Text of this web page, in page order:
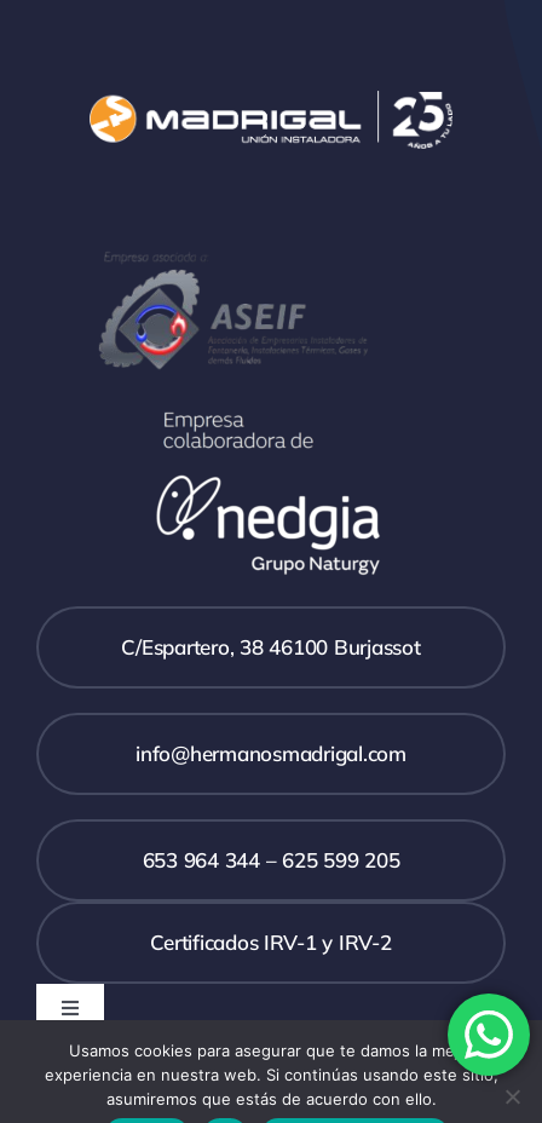
C/Espartero, 38 46100 Burjassot
info@hermanosmadrigal.com
653 964 344 – 625 599 205
Certificados IRV-1 y IRV-2
Toggle
Navigation
Política de privacidad
Usamos cookies para asegurar que te damos la mejor
experiencia en nuestra web. Si continúas usando este sitio,
asumiremos que estás de acuerdo con ello.